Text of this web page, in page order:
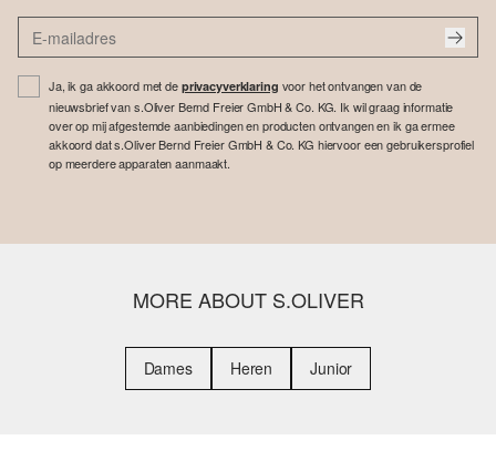
Ja, ik ga akkoord met de privacyverklaring voor het ontvangen van de
nieuwsbrief van s.Oliver Bernd Freier GmbH & Co. KG. Ik wil graag informatie
over op mij afgestemde aanbiedingen en producten ontvangen en ik ga ermee
akkoord dat s.Oliver Bernd Freier GmbH & Co. KG hiervoor een gebruikersprofiel
op meerdere apparaten aanmaakt.
MORE ABOUT S.OLIVER
Dames Heren Junior